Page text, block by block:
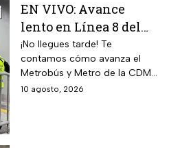
EN VIVO: Avance
lento en Línea 8 del
Metro CDMX por
lluvia; Metrobús con
estaciones cerradas
hoy lunes 10 de agosto
¡No llegues tarde! Te
contamos cómo avanza el
Metrobús y Metro de la CDMX
durante este lunes de lluvias
10 agosto, 2026